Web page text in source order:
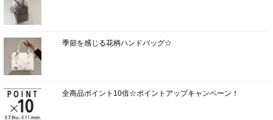
季節を感じる花柄ハンドバッグ☆
全商品ポイント10倍☆ポイントアップキャンペーン！